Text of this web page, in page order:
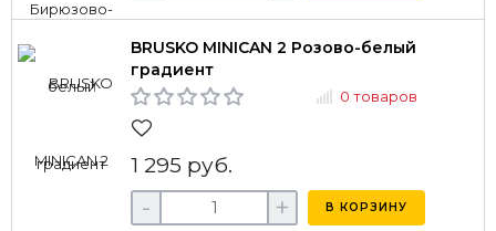
BRUSKO MINICAN 2 Розово-белый
градиент
0 товаров
1 295 руб.
- + В КОРЗИНУ